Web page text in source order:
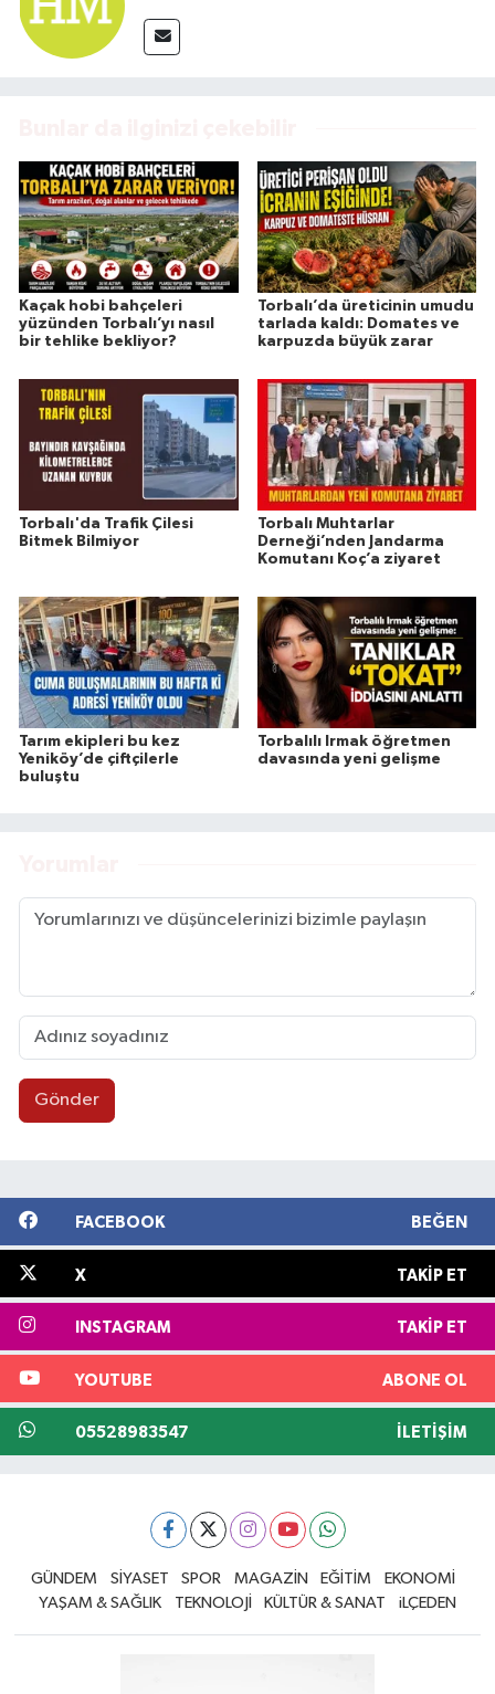
Kaçak hobi bahçeleri
yüzünden Torbalı’yı nasıl
bir tehlike bekliyor?
Torbalı’da üreticinin umudu
tarlada kaldı: Domates ve
karpuzda büyük zarar
Torbalı'da Trafik Çilesi
Bitmek Bilmiyor
Torbalı Muhtarlar
Derneği’nden Jandarma
Komutanı Koç’a ziyaret
Tarım ekipleri bu kez
Yeniköy’de çiftçilerle
buluştu
Torbalılı Irmak öğretmen
davasında yeni gelişme
Gönder
FACEBOOK BEĞEN
X TAKIP ET
INSTAGRAM TAKIP ET
YOUTUBE ABONE OL
05528983547 İLETIŞIM
GÜNDEM SİYASET SPOR MAGAZİN EĞİTİM
EKONOMİ
YAŞAM & SAĞLIK
TEKNOLOJİ KÜLTÜR & SANAT iLÇEDEN